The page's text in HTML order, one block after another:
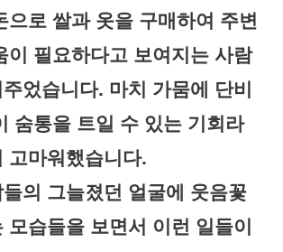
으로 쌀과 옷을 구매하여 주변
이 필요하다고 보여지는 사람
었습니다. 마치 가뭄에 단비
숨통을 트일 수 있는 기회라
고마워했습니다.
의 그늘졌던 얼굴에 웃음꽃
모습들을 보면서 이런 일들이